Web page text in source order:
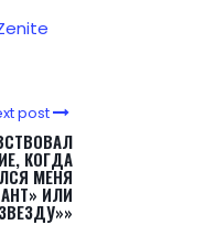
post
КОГДА
МЕНЯ
ИЛИ